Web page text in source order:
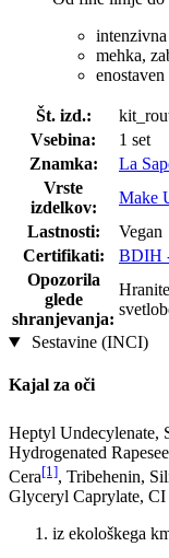
mehka,
enostaven
Št. izd.:
Vsebina:
1 set
Znamka:
La
Vrste
izdelkov:
Make
Lastnosti:
Vegan
Certifikati:
BDIH
Opozorila
glede
shranjevanja:
Sestavine (INCI)
Kajal za oči
Heptyl Undecylenate,
Hydrogenated
Cera[1], Tribehenin,
Glyceryl Caprylate,
iz ekološkega